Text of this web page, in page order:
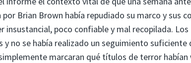
Brian Brown había repudiado su marco y sus
insustancial, poco confiable y mal recopilada.
y no se había realizado un seguimiento
marcaran qué títulos de terror